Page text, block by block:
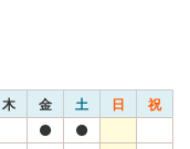
木 金 土 日 祝